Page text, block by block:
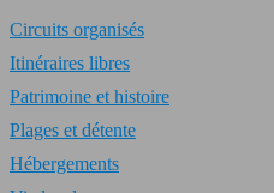
Circuits organisés
Itinéraires libres
Patrimoine et histoire
Plages et détente
Hébergements